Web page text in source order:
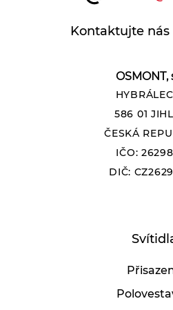
OSMONT,
586 01
ČESKÁ
IČO:
DIČ:
Kontaktujte nás